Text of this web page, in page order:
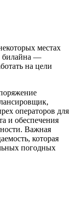
местах
билайна —
на цели
операторов для
и обеспечения
Важная
которая
погодных